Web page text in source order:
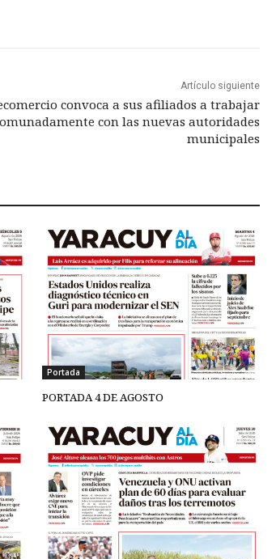
Artículo siguiente
convoca a sus afiliados a trabajar
con las nuevas autoridades
municipales
Portada
PORTADA 4 DE AGOSTO